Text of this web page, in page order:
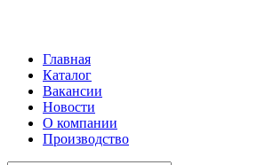
Главная
Каталог
Вакансии
Новости
О компании
Производство